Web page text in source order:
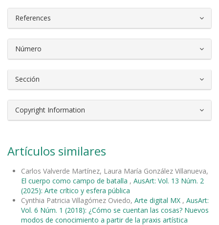
References
Número
Sección
Copyright Information
Artículos similares
Carlos Valverde Martínez, Laura María González Villanueva,
El cuerpo como campo de batalla , AusArt: Vol. 13 Núm. 2
(2025): Arte crítico y esfera pública
Cynthia Patricia Villagómez Oviedo, Arte digital MX , AusArt:
Vol. 6 Núm. 1 (2018): ¿Cómo se cuentan las cosas? Nuevos
modos de conocimiento a partir de la praxis artística